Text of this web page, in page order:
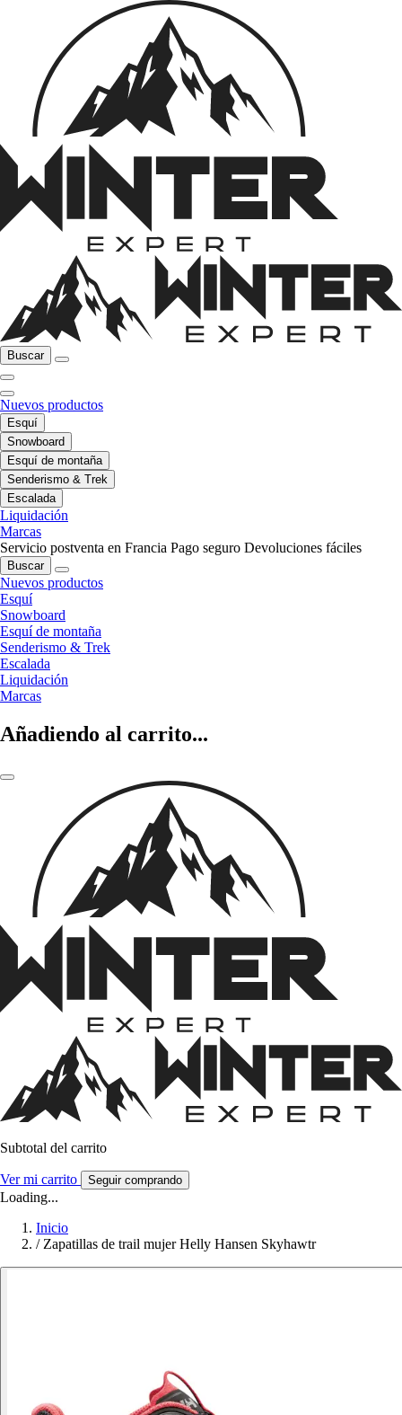
Buscar
Nuevos productos
Esquí
Snowboard
Esquí de montaña
Senderismo & Trek
Escalada
Liquidación
Marcas
Servicio postventa en Francia Pago seguro Devoluciones fáciles
Buscar
Nuevos productos
Esquí
Snowboard
Esquí de montaña
Senderismo & Trek
Escalada
Liquidación
Marcas
Añadiendo al carrito...
Subtotal del carrito
Ver mi carrito Seguir comprando
Loading...
Inicio
/ Zapatillas de trail mujer Helly Hansen Skyhawtr